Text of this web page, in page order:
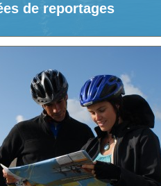
de reportages